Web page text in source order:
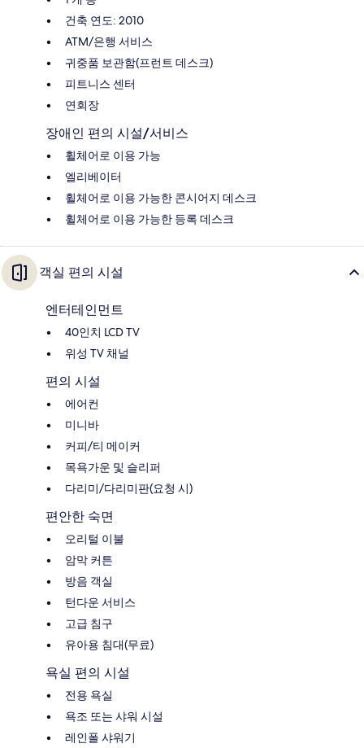
건축 연도: 2010
ATM/은행 서비스
귀중품 보관함(프런트 데스크)
피트니스 센터
연회장
장애인 편의 시설/서비스
휠체어로 이용 가능
엘리베이터
휠체어로 이용 가능한 콘시어지 데스크
휠체어로 이용 가능한 등록 데스크
객실 편의 시설
엔터테인먼트
40인치 LCD TV
위성 TV 채널
편의 시설
에어컨
미니바
커피/티 메이커
목욕가운 및 슬리퍼
다리미/다리미판(요청 시)
편안한 숙면
오리털 이불
암막 커튼
방음 객실
턴다운 서비스
고급 침구
유아용 침대(무료)
욕실 편의 시설
전용 욕실
욕조 또는 샤워 시설
레인폴 샤워기